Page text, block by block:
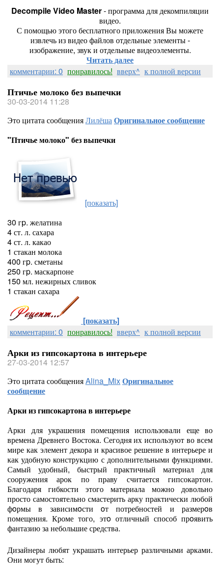
Decompile Video Master- программа для декомпиляции
видео.
С помощью этого бесплатного приложения Вы можете
извлечь из видео файлов отдельные элементы -
изображение, звук и отдельные видеоэлементы.
Читать далее
комментарии: 0 понравилось! вверх^ к полной версии
Птичье молоко без выпечки
30-03-2014 11:28
Это цитата сообщенияЛилёшаОригинальное сообщение
"Птичье молоко" без выпечки
[показать]
30 гp. желатина
4 ст. л. сахара
4 ст. л. какао
1 стакан молока
400 гp. сметаны
250 гp. маскарпоне
150 мл. нежирных сливок
1 стакан сахара
[показать]
комментарии: 0 понравилось! вверх^ к полной версии
Арки из гипсокартона в интерьере
27-03-2014 12:57
Это цитата сообщенияAlina_MixОригинальное
сообщение
Арки из гипсокартона в интерьере
Арки для украшения помещения использовали еще во
времена Древнего Востока. Сегодня их используют во всем
мире как элемент декора и красивое решение в интерьере и
как удобную конструкцию с дополнительными функциями.
Самый удобный, быстрый практичный материал для
сооружения арок по праву считается гипсокартон.
Благодаря гибкости этого материала можно довольно
просто самостоятельно смастерить арку практически любой
фoрмы в зависимoсти oт потребностей и размерoв
помещения. Кроме того, этo отличный способ прoявить
фантазию за небольшие средства.
Дизайнеры любят украшать интерьер различными арками.
Они могут быть: